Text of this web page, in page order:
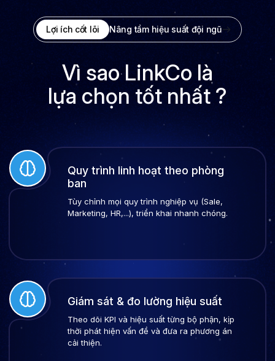
Lợi ích cốt lõi Nâng tầm hiệu suất đội ngũ
Vì sao LinkCo là
lựa chọn tốt nhất ?
Quy trình linh hoạt theo phòng
ban
Tùy chỉnh mọi quy trình nghiệp vụ (Sale,
Marketing, HR,...), triển khai nhanh chóng.
Giám sát & đo lường hiệu suất
Theo dõi KPI và hiệu suất từng bộ phận, kịp
thời phát hiện vấn đề và đưa ra phương án
cải thiện.